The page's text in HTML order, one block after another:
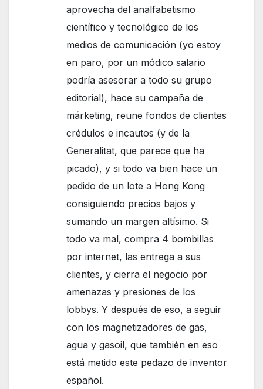
aprovecha del analfabetismo
científico y tecnológico de los
medios de comunicación (yo estoy
en paro, por un módico salario
podría asesorar a todo su grupo
editorial), hace su campaña de
márketing, reune fondos de clientes
crédulos e incautos (y de la
Generalitat, que parece que ha
picado), y si todo va bien hace un
pedido de un lote a Hong Kong
consiguiendo precios bajos y
sumando un margen altísimo. Si
todo va mal, compra 4 bombillas
por internet, las entrega a sus
clientes, y cierra el negocio por
amenazas y presiones de los
lobbys. Y después de eso, a seguir
con los magnetizadores de gas,
agua y gasoil, que también en eso
está metido este pedazo de inventor
español.